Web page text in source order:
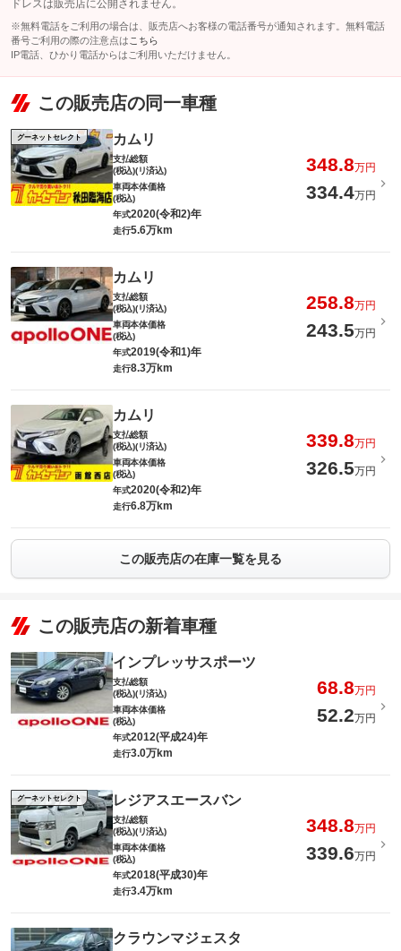
ドレスは販売店に公開されません。
※無料電話をご利用の場合は、販売店へお客様の電話番号が通知されます。無料電話
番号ご利用の際の注意点は こちら
IP電話、ひかり電話からはご利用いただけません。
この販売店の同一車種
グーネットセレクト カムリ
支払総額
(税込)(リ済込)
348.8万円
車両本体価格
(税込)
334.4万円
年式2020(令和2)年
走行5.6万km
カムリ
支払総額
(税込)(リ済込)
258.8万円
車両本体価格
(税込)
243.5万円
年式2019(令和1)年
走行8.3万km
カムリ
支払総額
(税込)(リ済込)
339.8万円
車両本体価格
(税込)
326.5万円
年式2020(令和2)年
走行6.8万km
この販売店の在庫一覧を見る
この販売店の新着車種
インプレッサスポーツ
支払総額
(税込)(リ済込)
68.8万円
車両本体価格
(税込)
52.2万円
年式2012(平成24)年
走行3.0万km
グーネットセレクト レジアスエースバン
支払総額
(税込)(リ済込)
348.8万円
車両本体価格
(税込)
339.6万円
年式2018(平成30)年
走行3.4万km
クラウンマジェスタ